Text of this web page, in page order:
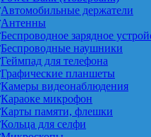
Автомобильные держатели
Антенны
Беспроводное зарядное
Беспроводные наушники
Геймпад для телефона
Графические планшеты
Камеры видеонаблюдения
Караоке микрофон
Карты памяти, флешки
Кольца для селфи